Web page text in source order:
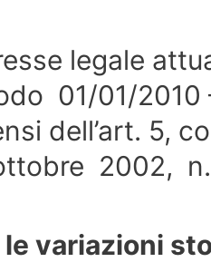
legale
01/01/2010
dell’art. 5,
2002, n.
le variazioni